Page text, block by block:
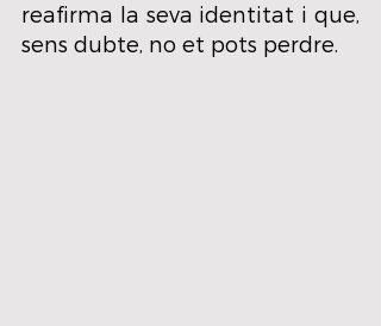
reafirma la seva identitat i que,
sens dubte, no et pots perdre.